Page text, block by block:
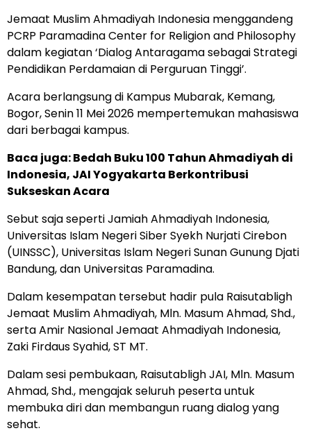
Jemaat Muslim Ahmadiyah Indonesia menggandeng
PCRP Paramadina Center for Religion and Philosophy
dalam kegiatan ‘Dialog Antaragama sebagai Strategi
Pendidikan Perdamaian di Perguruan Tinggi’.
Acara berlangsung di Kampus Mubarak, Kemang,
Bogor, Senin 11 Mei 2026 mempertemukan mahasiswa
dari berbagai kampus.
Baca juga:Bedah Buku 100 Tahun Ahmadiyah di
Indonesia, JAI Yogyakarta Berkontribusi
Sukseskan Acara
Sebut saja seperti Jamiah Ahmadiyah Indonesia,
Universitas Islam Negeri Siber Syekh Nurjati Cirebon
(UINSSC), Universitas Islam Negeri Sunan Gunung Djati
Bandung, dan Universitas Paramadina.
Dalam kesempatan tersebut hadir pula Raisutabligh
Jemaat Muslim Ahmadiyah, Mln. Masum Ahmad, Shd.,
serta Amir Nasional Jemaat Ahmadiyah Indonesia,
Zaki Firdaus Syahid, ST MT.
Dalam sesi pembukaan, Raisutabligh JAI, Mln. Masum
Ahmad, Shd., mengajak seluruh peserta untuk
membuka diri dan membangun ruang dialog yang
sehat.